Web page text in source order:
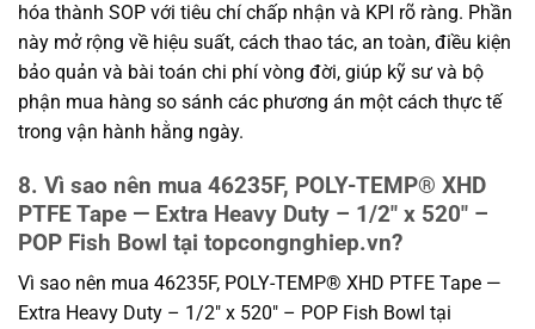
hóa thành SOP với tiêu chí chấp nhận và KPI rõ ràng. Phần
này mở rộng về hiệu suất, cách thao tác, an toàn, điều kiện
bảo quản và bài toán chi phí vòng đời, giúp kỹ sư và bộ
phận mua hàng so sánh các phương án một cách thực tế
trong vận hành hằng ngày.
8. Vì sao nên mua 46235F, POLY-TEMP® XHD
PTFE Tape — Extra Heavy Duty – 1/2″ x 520″ –
POP Fish Bowl tại topcongnghiep.vn?
Vì sao nên mua 46235F, POLY-TEMP® XHD PTFE Tape —
Extra Heavy Duty – 1/2″ x 520″ – POP Fish Bowl tại